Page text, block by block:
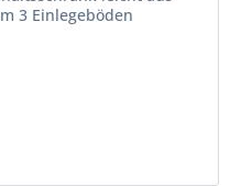
3 Einlegeböden